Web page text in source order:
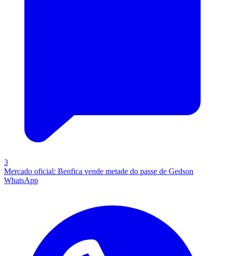
3
Mercado oficial: Benfica vende metade do passe de Gedson
WhatsApp